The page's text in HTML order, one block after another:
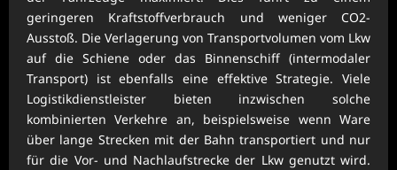
geringeren Kraftstoffverbrauch und weniger CO2-
Ausstoß. Die Verlagerung von Transportvolumen vom Lkw
auf die Schiene oder das Binnenschiff (intermodaler
Transport) ist ebenfalls eine effektive Strategie. Viele
Logistikdienstleister bieten inzwischen solche
kombinierten Verkehre an, beispielsweise wenn Ware
über lange Strecken mit der Bahn transportiert und nur
für die Vor- und Nachlaufstrecke der Lkw genutzt wird.